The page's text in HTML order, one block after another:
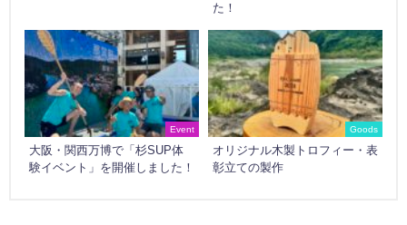
た！
Event
大阪・関西万博で「杉SUP体
験イベント」を開催しました！
Goods
オリジナル木製トロフィー・表
彰立ての製作